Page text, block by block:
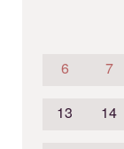
6 7
13 14